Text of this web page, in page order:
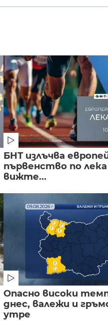
БНТ излъчва
първенство по
вижте...
Опасно високи
днес, валежи и
утре